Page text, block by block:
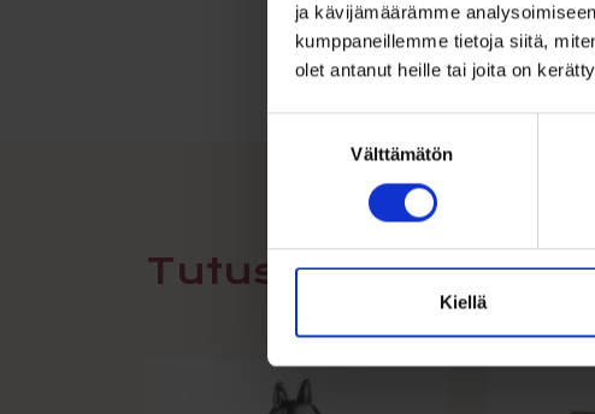
ja kävijämäärämme
kumppaneillemme tietoja siitä,
olet antanut heille tai joita on
Välttämätön
Kiellä
Tutustu myös